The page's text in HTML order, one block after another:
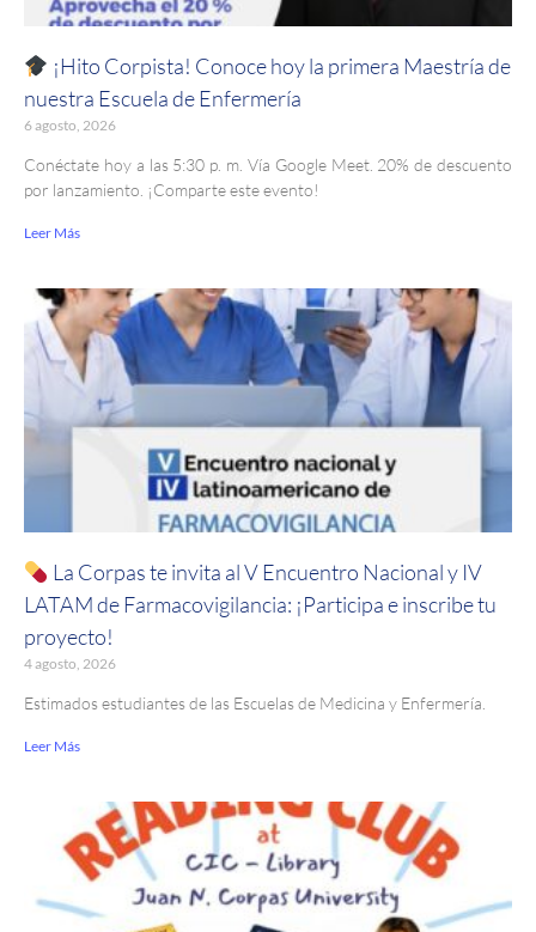
¡Hito Corpista! Conoce hoy la primera Maestría de
nuestra Escuela de Enfermería
6 agosto, 2026
Conéctate hoy a las 5:30 p. m. Vía Google Meet. 20% de descuento
por lanzamiento. ¡Comparte este evento!
Leer Más
La Corpas te invita al V Encuentro Nacional y IV
LATAM de Farmacovigilancia: ¡Participa e inscribe tu
proyecto!
4 agosto, 2026
Estimados estudiantes de las Escuelas de Medicina y Enfermería.
Leer Más